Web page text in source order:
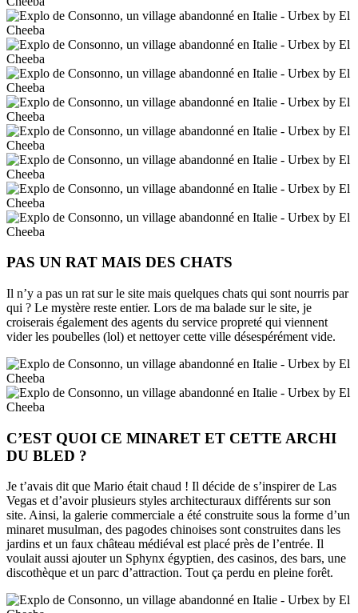
PAS UN RAT MAIS DES CHATS
Il n’y a pas un rat sur le site mais quelques chats qui sont nourris par
qui ? Le mystère reste entier. Lors de ma balade sur le site, je
croiserais également des agents du service propreté qui viennent
vider les poubelles (lol) et nettoyer cette ville désespérément vide.
C’EST QUOI CE MINARET ET CETTE ARCHI
DU BLED ?
Je t’avais dit que Mario était chaud ! Il décide de s’inspirer de Las
Vegas et d’avoir plusieurs styles architecturaux différents sur son
site. Ainsi, la galerie commerciale a été construite sous la forme d’un
minaret musulman, des pagodes chinoises sont construites dans les
jardins et un faux château médiéval est placé près de l’entrée. Il
voulait aussi ajouter un Sphynx égyptien, des casinos, des bars, une
discothèque et un parc d’attraction. Tout ça perdu en pleine forêt.